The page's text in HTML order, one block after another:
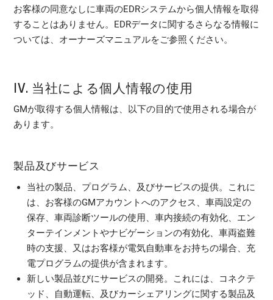
お客様の同意なしに車両のEDRシステムから個人情報を取得
することはありません。EDRデータに関するさらなる情報に
ついては、オーナーズマニュアルをご参照ください。
IV. 当社による個人情報の使用
GMが取得する個人情報は、以下の目的で使用される場合が
あります。
製品及びサービス
当社の製品、プログラム、及びサービスの提供。これに
は、お客様のGMアカウントへのアクセス、車両設定の
保存、車両診断ツールの使用、車内接続の有効化、エン
ターテインメントやナビゲーションの有効化、車両盗難
時の支援、又はお客様が電気自動車をお持ちの場合、充
電プログラムの提供が含まれます。
新しい製品並びにサービスの開発。これには、コネクテ
ッド、自動運転、及びカーシェアリングに関する製品及